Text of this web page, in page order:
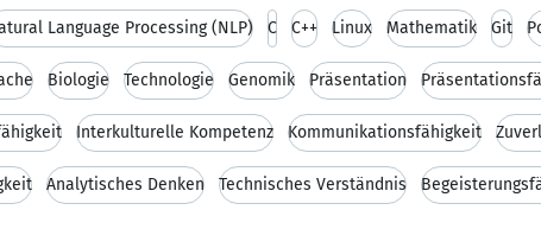
Language Processing (NLP) C C++ Linux Mathematik Git
Biologie Technologie Genomik Präsentation
Interkulturelle Kompetenz Kommunikationsfähigkeit
Analytisches Denken Technisches Verständnis